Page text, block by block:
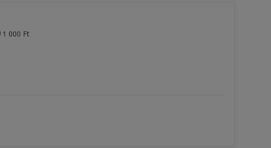
1 000 Ft